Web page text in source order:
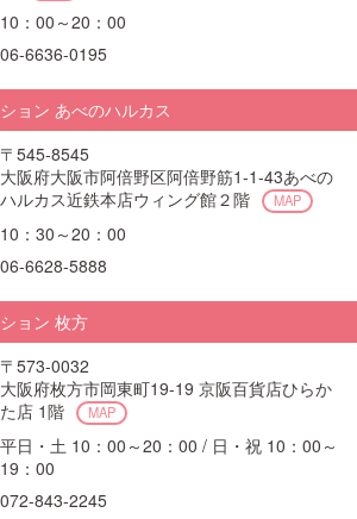
10：00～20：00
06-6636-0195
ョン あべのハルカス
〒545-8545
大阪府大阪市阿倍野区阿倍野筋1-1-43あべの
ハルカス近鉄本店ウィング館２階
MAP
10：30～20：00
06-6628-5888
ョン 枚方
〒573-0032
大阪府枚方市岡東町19-19 京阪百貨店ひらか
た店 1階
MAP
平日・土 10：00～20：00 / 日・祝 10：00～
19：00
072-843-2245